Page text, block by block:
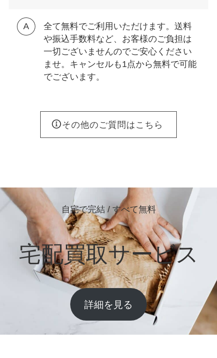
全て無料でご利用いただけます。送料
や振込手数料など、お客様のご負担は
一切ございませんのでご安心ください
ませ。キャンセルも1点から無料で可能
でございます。
その他のご質問はこちら
自宅で完結 / すべて無料
宅配買取サービス
詳細を見る